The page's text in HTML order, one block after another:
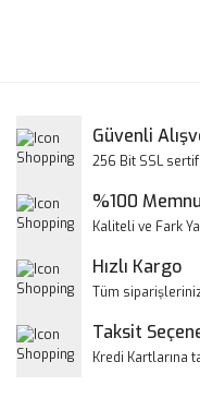
Ürün resmi
Ürün bilgilerinde
Bu ürüne benzer
Güvenli
256 Bit SSL
%100
Kaliteli ve Fark
Hızlı Kargo
Tüm
Taksit
Kredi Kartlarına